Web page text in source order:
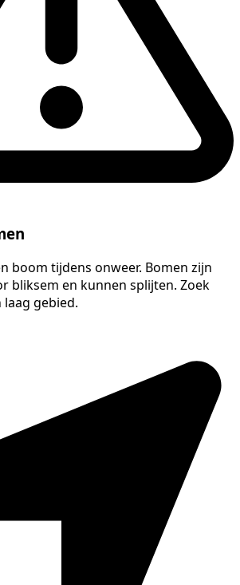
boom tijdens onweer. Bomen zijn
bliksem en kunnen splijten. Zoek
gebied.